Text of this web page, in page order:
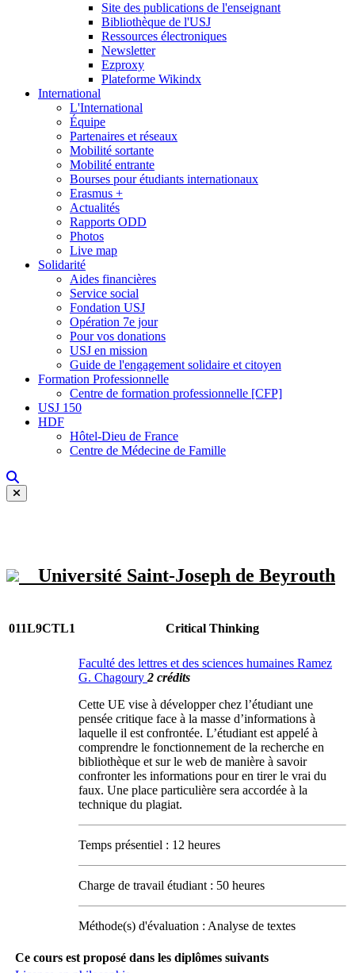
Site des publications de l'enseignant
Bibliothèque de l'USJ
Ressources électroniques
Newsletter
Ezproxy
Plateforme Wikindx
International
L'International
Équipe
Partenaires et réseaux
Mobilité sortante
Mobilité entrante
Bourses pour étudiants internationaux
Erasmus +
Actualités
Rapports ODD
Photos
Live map
Solidarité
Aides financières
Service social
Fondation USJ
Opération 7e jour
Pour vos donations
USJ en mission
Guide de l'engagement solidaire et citoyen
Formation Professionnelle
Centre de formation professionnelle [CFP]
USJ 150
HDF
Hôtel-Dieu de France
Centre de Médecine de Famille
Université Saint-Joseph de Beyrouth
011L9CTL1 Critical Thinking
Faculté des lettres et des sciences humaines Ramez
G. Chagoury 2 crédits
Cette UE vise à développer chez l’étudiant une
pensée critique face à la masse d’informations à
laquelle il est confrontée. L’étudiant est appelé à
comprendre le fonctionnement de la recherche en
bibliothèque et sur le web de manière à savoir
confronter les informations pour en tirer le vrai du
faux. Une place particulière sera accordée à la
technique du plagiat.
Temps présentiel : 12 heures
Charge de travail étudiant : 50 heures
Méthode(s) d'évaluation : Analyse de textes
Ce cours est proposé dans les diplômes suivants